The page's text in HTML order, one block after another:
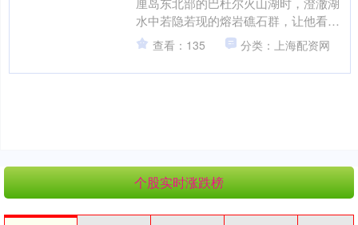
水中若隐若现的熔岩礁石群，让他看到
了将地质奇观转化为可持续发展机遇的
可能。如今，这座融合生态....
查看：135 分类：上海配资网
个股实时涨跌榜